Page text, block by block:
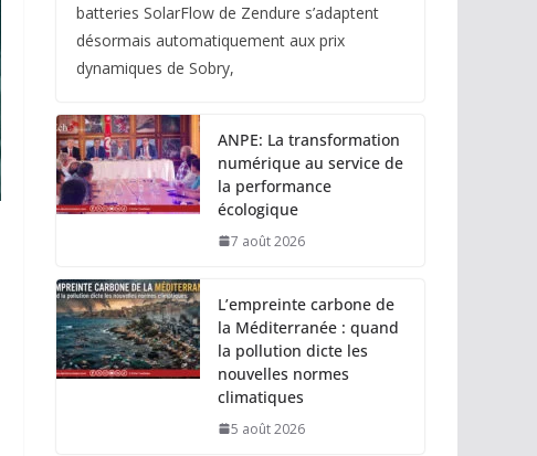
batteries SolarFlow de Zendure s’adaptent
désormais automatiquement aux prix
dynamiques de Sobry,
ANPE: La transformation
numérique au service de
la performance
écologique
7 août 2026
L’empreinte carbone de
la Méditerranée : quand
la pollution dicte les
nouvelles normes
climatiques
5 août 2026